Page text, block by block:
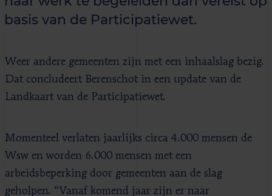
basis van de Participatiewet.
Weer andere gemeenten zijn met een inhaalslag bezig.
Dat concludeert Berenschot in een update van de
Landkaart van de Participatiewet.
Momenteel verlaten jaarlijks circa 4.000 mensen de
Wsw en worden 6.000 mensen met een
arbeidsbeperking door gemeenten aan de slag
geholpen. “Vanaf komend jaar zijn er naar